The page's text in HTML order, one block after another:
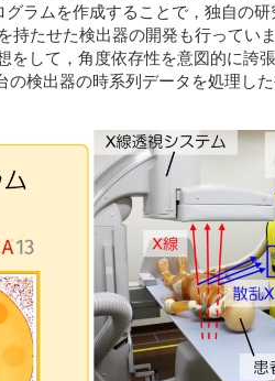
ラムを作成することで，独自の
たせた検出器の開発も行ってい
して，角度依存性を意図的に誇
検出器の時系列データを処理し